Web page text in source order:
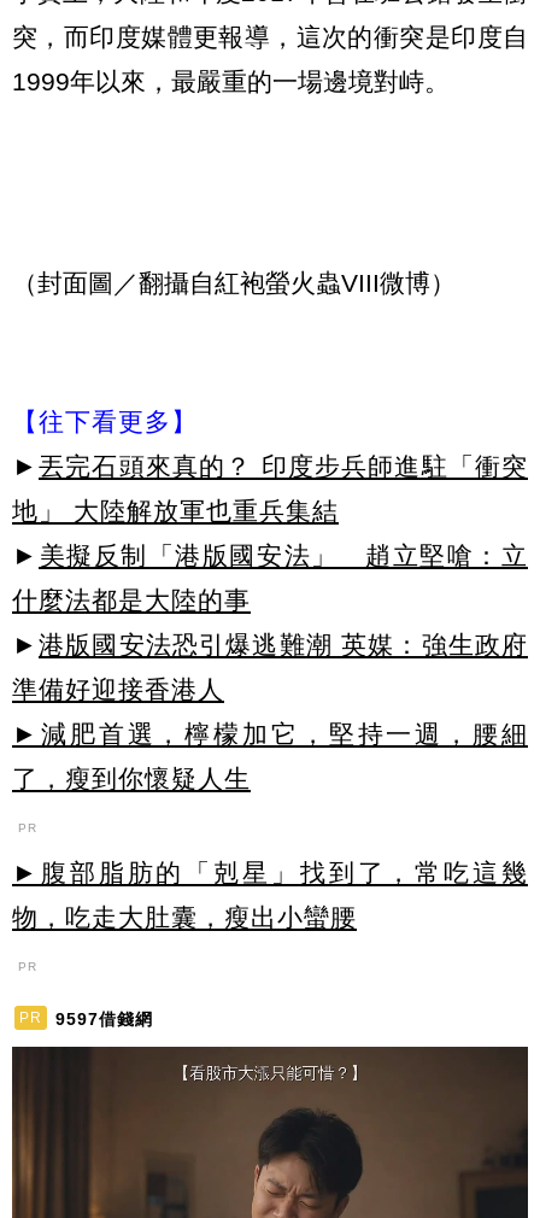
突，而印度媒體更報導，這次的衝突是印度自
1999年以來，最嚴重的一場邊境對峙。
（封面圖／翻攝自紅袍螢火蟲VIII微博）
【往下看更多】
► 丟完石頭來真的？ 印度步兵師進駐「衝突
地」 大陸解放軍也重兵集結
► 美擬反制「港版國安法」 趙立堅嗆：立
什麼法都是大陸的事
► 港版國安法恐引爆逃難潮 英媒：強生政府
準備好迎接香港人
►減肥首選，檸檬加它，堅持一週，腰細
了，瘦到你懷疑人生
PR
►腹部脂肪的「剋星」找到了，常吃這幾
物，吃走大肚囊，瘦出小蠻腰
PR
PR 9597借錢網